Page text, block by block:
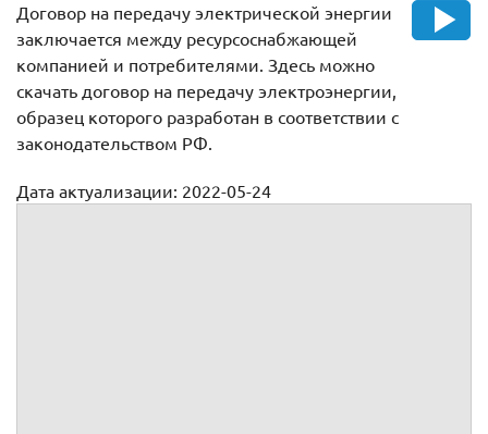
Договор на передачу электрической энергии
заключается между ресурсоснабжающей
компанией и потребителями. Здесь можно
скачать договор на передачу электроэнергии,
образец которого разработан в соответствии с
законодательством РФ.
Дата актуализации: 2022-05-24